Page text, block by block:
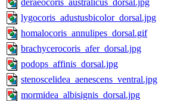
deraeocoris_australicus_dorsal.jpg
lygocoris_adustusbicolor_dorsal.jpg
homalocoris_annulipes_dorsal.gif
brachycerocoris_afer_dorsal.jpg
podops_affinis_dorsal.jpg
stenoscelidea_aenescens_ventral.jpg
mormidea_albisignis_dorsal.jpg